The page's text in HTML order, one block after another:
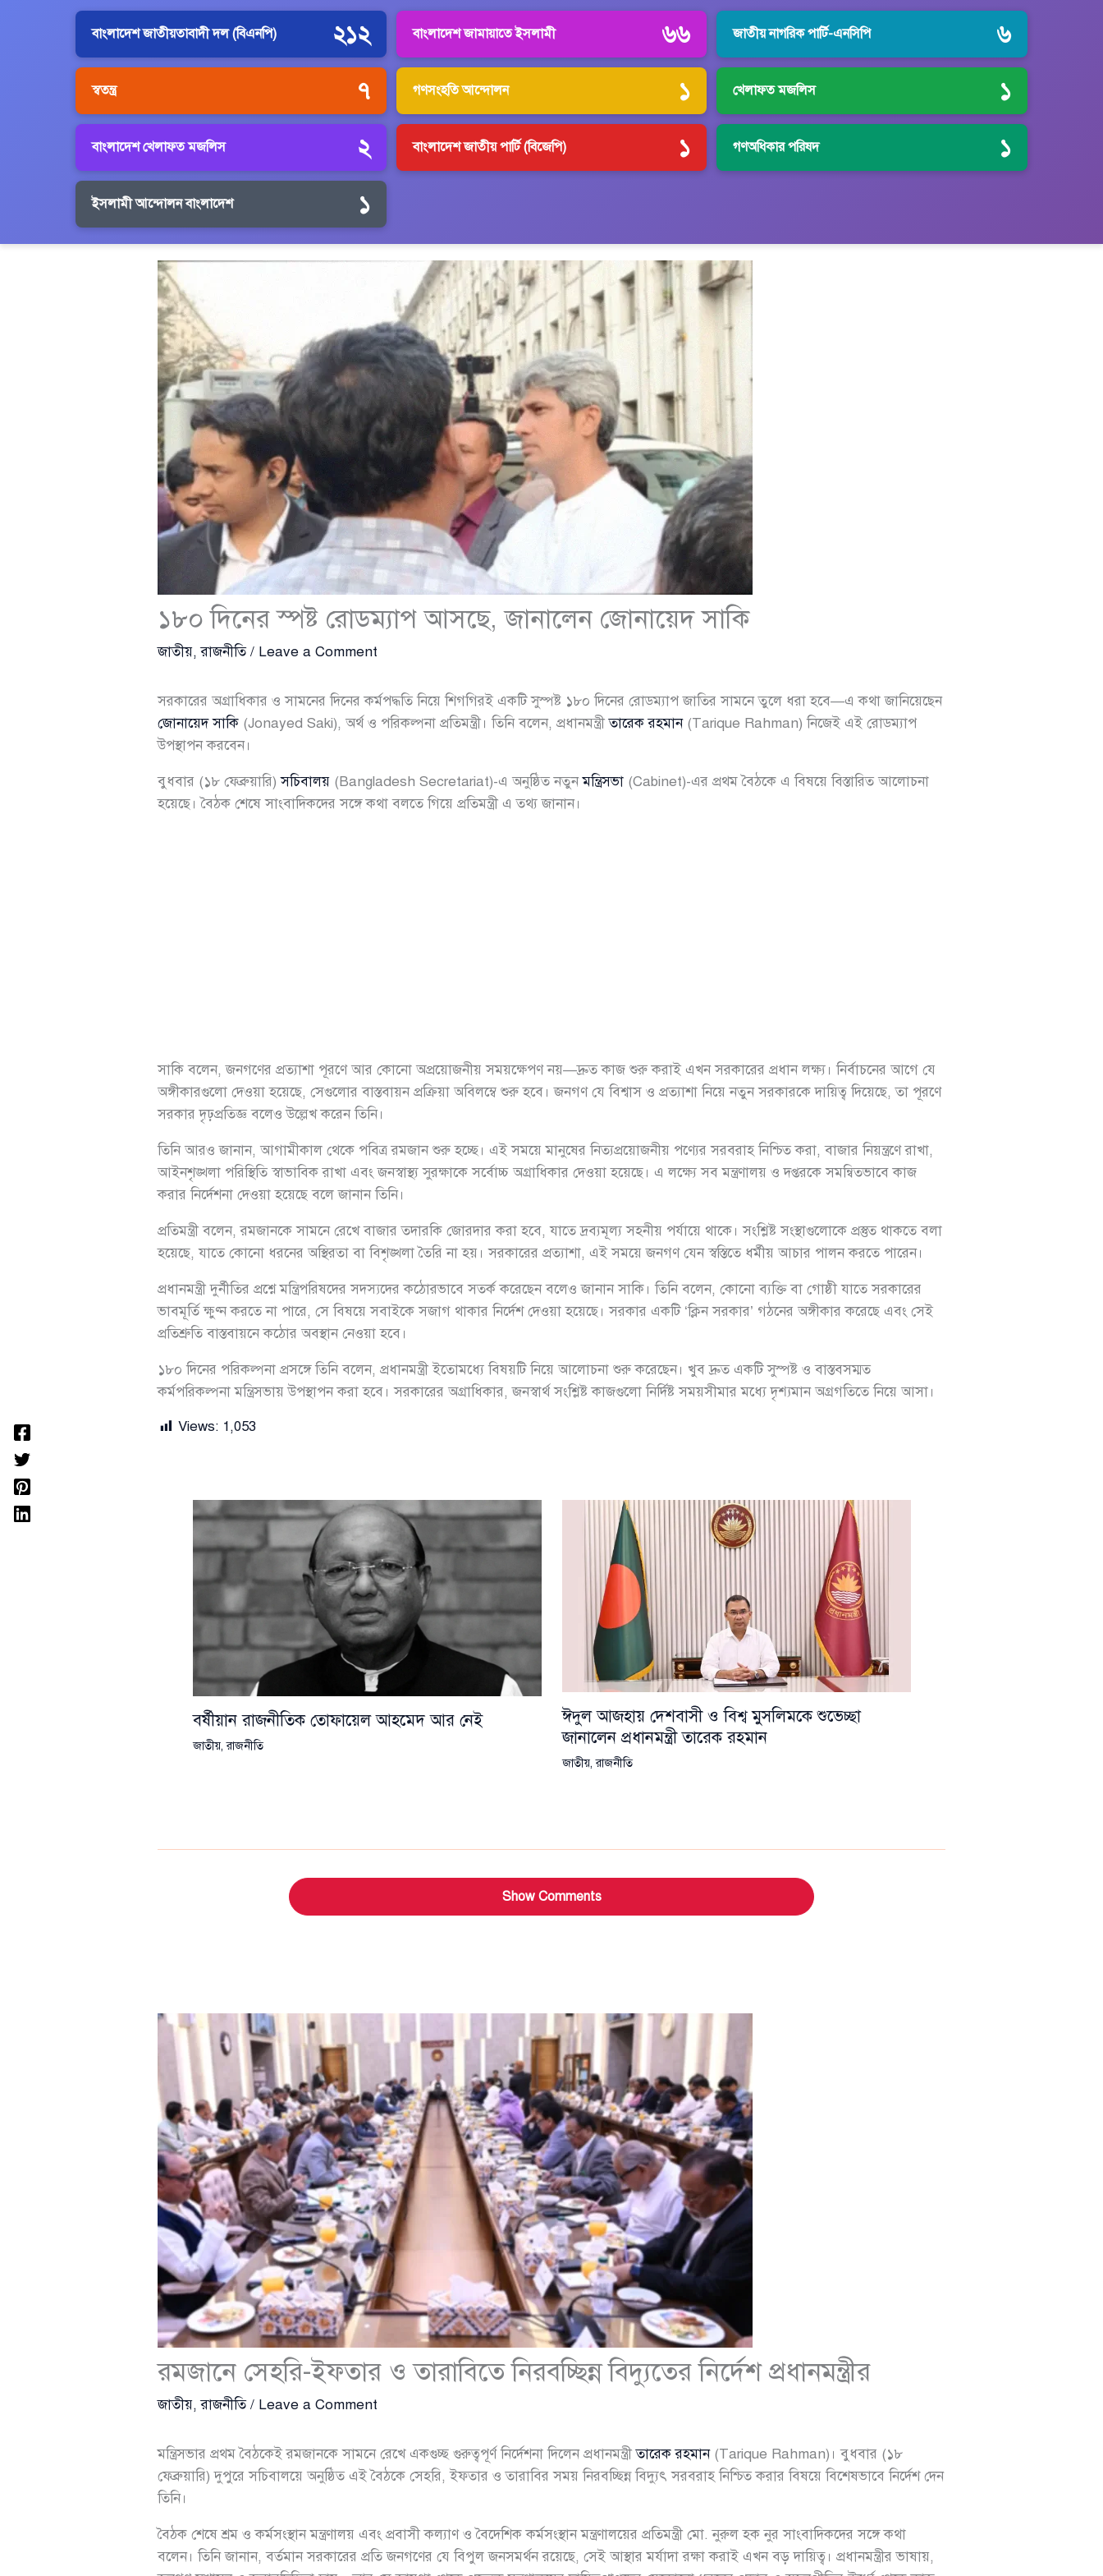
বাংলাদেশ জাতীয়তাবাদী দল (বিএনপি) ২১২ বাংলাদেশ জামায়াতে ইসলামী ৬৬ জাতীয় নাগরিক পার্টি-এনসিপি ৬
স্বতন্ত্র ৭ গণসংহতি আন্দোলন ১ খেলাফত মজলিস ১
বাংলাদেশ খেলাফত মজলিস ২ বাংলাদেশ জাতীয় পার্টি (বিজেপি) ১ গণঅধিকার পরিষদ ১
ইসলামী আন্দোলন বাংলাদেশ ১
১৮০ দিনের স্পষ্ট রোডম্যাপ আসছে, জানালেন জোনায়েদ সাকি
জাতীয়,রাজনীতি/ Leave a Comment
সরকারের অগ্রাধিকার ও সামনের দিনের কর্মপদ্ধতি নিয়ে শিগগিরই একটি সুস্পষ্ট ১৮০ দিনের রোডম্যাপ জাতির সামনে তুলে ধরা হবে—এ কথা জানিয়েছেন
জোনায়েদ সাকি (Jonayed Saki), অর্থ ও পরিকল্পনা প্রতিমন্ত্রী। তিনি বলেন, প্রধানমন্ত্রীতারেক রহমান(Tarique Rahman) নিজেই এই রোডম্যাপ
উপস্থাপন করবেন।
বুধবার (১৮ ফেব্রুয়ারি)সচিবালয় (Bangladesh Secretariat)-এ অনুষ্ঠিত নতুনমন্ত্রিসভা (Cabinet)-এর প্রথম বৈঠকে এ বিষয়ে বিস্তারিত আলোচনা
হয়েছে। বৈঠক শেষে সাংবাদিকদের সঙ্গে কথা বলতে গিয়ে প্রতিমন্ত্রী এ তথ্য জানান।
সাকি বলেন, জনগণের প্রত্যাশা পূরণে আর কোনো অপ্রয়োজনীয় সময়ক্ষেপণ নয়—দ্রুত কাজ শুরু করাই এখন সরকারের প্রধান লক্ষ্য। নির্বাচনের আগে যে
অঙ্গীকারগুলো দেওয়া হয়েছে, সেগুলোর বাস্তবায়ন প্রক্রিয়া অবিলম্বে শুরু হবে। জনগণ যে বিশ্বাস ও প্রত্যাশা নিয়ে নতুন সরকারকে দায়িত্ব দিয়েছে, তা পূরণে
সরকার দৃঢ়প্রতিজ্ঞ বলেও উল্লেখ করেন তিনি।
তিনি আরও জানান, আগামীকাল থেকে পবিত্র রমজান শুরু হচ্ছে। এই সময়ে মানুষের নিত্যপ্রয়োজনীয় পণ্যের সরবরাহ নিশ্চিত করা, বাজার নিয়ন্ত্রণে রাখা,
আইনশৃঙ্খলা পরিস্থিতি স্বাভাবিক রাখা এবং জনস্বাস্থ্য সুরক্ষাকে সর্বোচ্চ অগ্রাধিকার দেওয়া হয়েছে। এ লক্ষ্যে সব মন্ত্রণালয় ও দপ্তরকে সমন্বিতভাবে কাজ
করার নির্দেশনা দেওয়া হয়েছে বলে জানান তিনি।
প্রতিমন্ত্রী বলেন, রমজানকে সামনে রেখে বাজার তদারকি জোরদার করা হবে, যাতে দ্রব্যমূল্য সহনীয় পর্যায়ে থাকে। সংশ্লিষ্ট সংস্থাগুলোকে প্রস্তুত থাকতে বলা
হয়েছে, যাতে কোনো ধরনের অস্থিরতা বা বিশৃঙ্খলা তৈরি না হয়। সরকারের প্রত্যাশা, এই সময়ে জনগণ যেন স্বস্তিতে ধর্মীয় আচার পালন করতে পারেন।
প্রধানমন্ত্রী দুর্নীতির প্রশ্নে মন্ত্রিপরিষদের সদস্যদের কঠোরভাবে সতর্ক করেছেন বলেও জানান সাকি। তিনি বলেন, কোনো ব্যক্তি বা গোষ্ঠী যাতে সরকারের
ভাবমূর্তি ক্ষুণ্ন করতে না পারে, সে বিষয়ে সবাইকে সজাগ থাকার নির্দেশ দেওয়া হয়েছে। সরকার একটি ‘ক্লিন সরকার’ গঠনের অঙ্গীকার করেছে এবং সেই
প্রতিশ্রুতি বাস্তবায়নে কঠোর অবস্থান নেওয়া হবে।
১৮০ দিনের পরিকল্পনা প্রসঙ্গে তিনি বলেন, প্রধানমন্ত্রী ইতোমধ্যে বিষয়টি নিয়ে আলোচনা শুরু করেছেন। খুব দ্রুত একটি সুস্পষ্ট ও বাস্তবসম্মত
কর্মপরিকল্পনা মন্ত্রিসভায় উপস্থাপন করা হবে। সরকারের অগ্রাধিকার, জনস্বার্থ সংশ্লিষ্ট কাজগুলো নির্দিষ্ট সময়সীমার মধ্যে দৃশ্যমান অগ্রগতিতে নিয়ে আসা।
Views: 1,053
বর্ষীয়ান রাজনীতিক তোফায়েল আহমেদ আর নেই
জাতীয়,রাজনীতি
ঈদুল আজহায় দেশবাসী ও বিশ্ব মুসলিমকে শুভেচ্ছা
জানালেন প্রধানমন্ত্রী তারেক রহমান
জাতীয়,রাজনীতি
Show Comments
রমজানে সেহরি-ইফতার ও তারাবিতে নিরবচ্ছিন্ন বিদ্যুতের নির্দেশ প্রধানমন্ত্রীর
জাতীয়,রাজনীতি/ Leave a Comment
মন্ত্রিসভার প্রথম বৈঠকেই রমজানকে সামনে রেখে একগুচ্ছ গুরুত্বপূর্ণ নির্দেশনা দিলেন প্রধানমন্ত্রীতারেক রহমান(Tarique Rahman)। বুধবার (১৮
ফেব্রুয়ারি) দুপুরে সচিবালয়ে অনুষ্ঠিত এই বৈঠকে সেহরি, ইফতার ও তারাবির সময় নিরবচ্ছিন্ন বিদ্যুৎ সরবরাহ নিশ্চিত করার বিষয়ে বিশেষভাবে নির্দেশ দেন
তিনি।
বৈঠক শেষে শ্রম ও কর্মসংস্থান মন্ত্রণালয় এবং প্রবাসী কল্যাণ ও বৈদেশিক কর্মসংস্থান মন্ত্রণালয়ের প্রতিমন্ত্রী মো. নুরুল হক নুর সাংবাদিকদের সঙ্গে কথা
বলেন। তিনি জানান, বর্তমান সরকারের প্রতি জনগণের যে বিপুল জনসমর্থন রয়েছে, সেই আস্থার মর্যাদা রক্ষা করাই এখন বড় দায়িত্ব। প্রধানমন্ত্রীর ভাষায়,